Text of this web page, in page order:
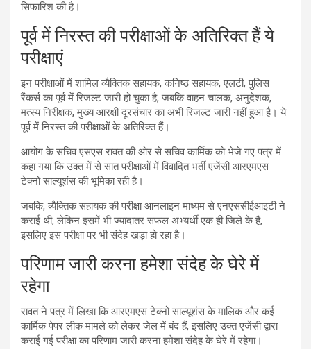
सिफारिश की है।
पूर्व में निरस्त की परीक्षाओं के अतिरिक्त हैं ये
परीक्षाएं
इन परीक्षाओं में शामिल व्यैक्तिक सहायक, कनिष्ठ सहायक, एलटी, पुलिस
रैंकर्स का पूर्व में रिजल्ट जारी हो चुका है, जबकि वाहन चालक, अनुदेशक,
मत्स्य निरीक्षक, मुख्य आरक्षी दूरसंचार का अभी रिजल्ट जारी नहीं हुआ है। ये
पूर्व में निरस्त की परीक्षाओं के अतिरिक्त हैं।
आयोग के सचिव एसएस रावत की ओर से सचिव कार्मिक को भेजे गए पत्र में
कहा गया कि उक्त में से सात परीक्षाओं में विवादित भर्ती एजेंसी आरएमएस
टेक्नो साल्यूशंस की भूमिका रही है।
जबकि, व्यैक्तिक सहायक की परीक्षा आनलाइन माध्यम से एनएससीईआइटी ने
कराई थी, लेकिन इसमें भी ज्यादातर सफल अभ्यर्थी एक ही जिले के हैं,
इसलिए इस परीक्षा पर भी संदेह खड़ा हो रहा है।
परिणाम जारी करना हमेशा संदेह के घेरे में
रहेगा
रावत ने पत्र में लिखा कि आरएमएस टेक्नो साल्यूशंस के मालिक और कई
कार्मिक पेपर लीक मामले को लेकर जेल में बंद हैं, इसलिए उक्त एजेंसी द्वारा
कराई गई परीक्षा का परिणाम जारी करना हमेशा संदेह के घेरे में रहेगा।